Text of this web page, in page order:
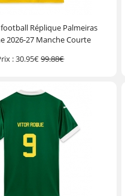
Réplique Palmeiras
2026-27 Manche Courte
:30.95€99.88€